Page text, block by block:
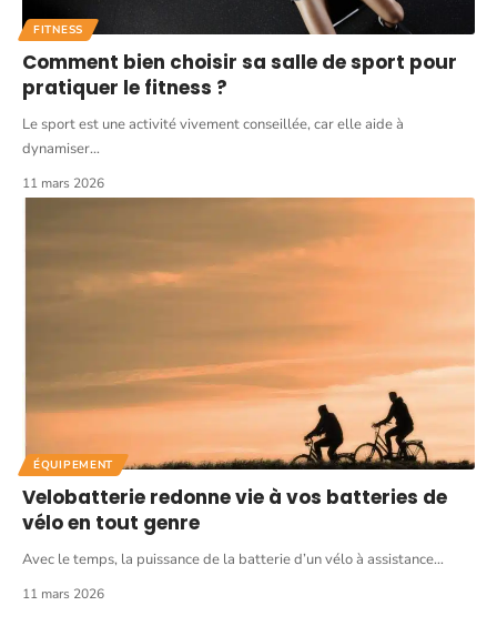
FITNESS
Comment bien choisir sa salle de sport pour
pratiquer le fitness ?
Le sport est une activité vivement conseillée, car elle aide à
dynamiser…
11 mars 2026
ÉQUIPEMENT
Velobatterie redonne vie à vos batteries de
vélo en tout genre
Avec le temps, la puissance de la batterie d’un vélo à assistance…
11 mars 2026